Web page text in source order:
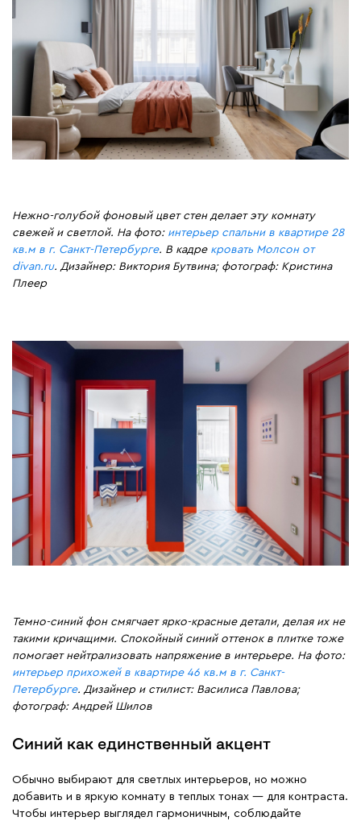
Нежно-голубой фоновый цвет стен делает эту комнату
свежей и светлой. На фото: интерьер спальни в квартире 28
кв.м в г. Санкт-Петербурге. В кадре кровать Молсон от
divan.ru. Дизайнер: Виктория Бутвина; фотограф: Кристина
Плеер
Темно-синий фон смягчает ярко-красные детали, делая их не
такими кричащими. Спокойный синий оттенок в плитке тоже
помогает нейтрализовать напряжение в интерьере. На фото:
интерьер прихожей в квартире 46 кв.м в г. Санкт-
Петербурге. Дизайнер и стилист: Василиса Павлова;
фотограф: Андрей Шилов
Синий как единственный акцент
Обычно выбирают для светлых интерьеров, но можно
добавить и в яркую комнату в теплых тонах — для контраста.
Чтобы интерьер выглядел гармоничным, соблюдайте